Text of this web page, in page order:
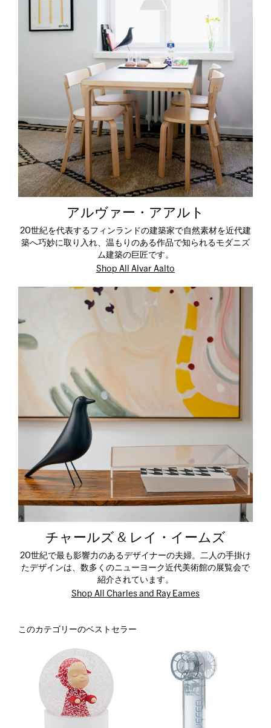
アルヴァー・アアルト
20世紀を代表するフィンランドの建築家で自然素材を近代建
築へ巧妙に取り入れ、温もりのある作品で知られるモダニズ
ム建築の巨匠です。
Shop All Alvar Aalto
チャールズ & レイ・イームズ
20世紀で最も影響力のあるデザイナーの夫婦。二人の手掛け
たデザインは、数多くのニューヨーク近代美術館の展覧会で
紹介されています。
Shop All Charles and Ray Eames
このカテゴリーのベストセラー